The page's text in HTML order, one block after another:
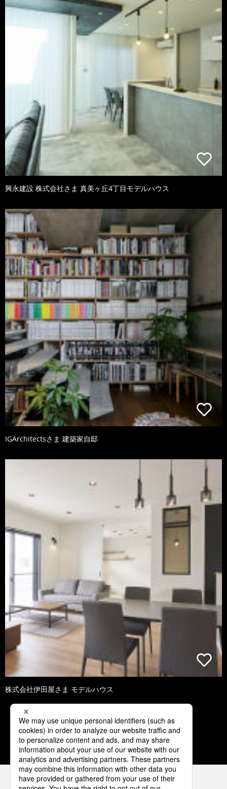
興永建設 株式会社さま 真美ヶ丘4丁目モデルハウス
IGArchitectsさま 建築家自邸
株式会社伊田屋さま モデルハウス
1 2 3 4 5
パナソニックの電気設備 SNSアカウント